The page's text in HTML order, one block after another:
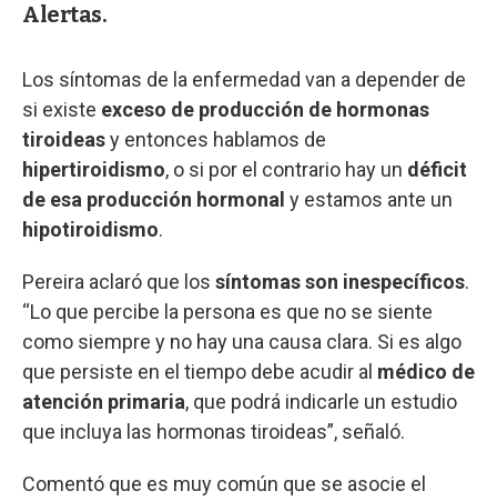
Alertas.
Los síntomas de la enfermedad van a depender de
si existe exceso de producción de hormonas
tiroideasy entonces hablamos de
hipertiroidismo, o si por el contrario hay un déficit
de esa producción hormonal y estamos ante un
hipotiroidismo.
Pereira aclaró que los síntomas son inespecíficos.
“Lo que percibe la persona es que no se siente
como siempre y no hay una causa clara. Si es algo
que persiste en el tiempo debe acudir al médico de
atención primaria, que podrá indicarle un estudio
que incluya las hormonas tiroideas”, señaló.
Comentó que es muy común que se asocie el